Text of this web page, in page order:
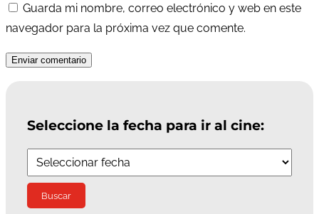
Guarda mi nombre, correo electrónico y web en este
navegador para la próxima vez que comente.
Enviar comentario
Seleccione la fecha para ir al cine: